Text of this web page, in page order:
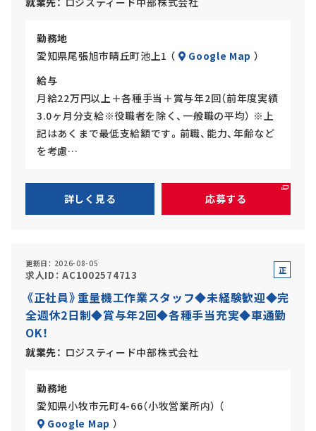
勤務地
愛知県尾張旭市晴丘町池上1 （
Google Map ）
給与
月給22万円以上＋各種手当＋賞与年2回（前年度実績
3.0ヶ月分支給※役職者を除く、一般職の平均） ※上
記はあくまで最低支給額です。前職、能力、年齢など
を考慮…
詳しく見る 応募する
更新日 2026-08-05
求人ID AC1002574713
正
員
《正社員》重量機工作業スタッフ◆未経験歓迎◆完
全週休2日制◆賞与年2回◆各種手当充実◆車通勤
OK！
就業先 ロジスティード中部株式会社
勤務地
愛知県小牧市元町4-66（小牧営業所内） （
Google Map ）